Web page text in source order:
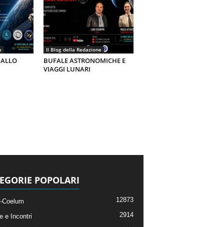
Il Blog della Redazione
BUFALE ASTRONOMICHE E
VIAGGI LUNARI
POPOLARI
Coelum 12873
e Incontri 2914